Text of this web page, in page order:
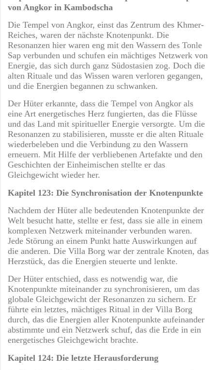
von Angkor in Kambodscha
Die Tempel von Angkor, einst das Zentrum des Khmer-
Reiches, waren der nächste Knotenpunkt. Die
Resonanzen hier waren eng mit den Wassern des Tonle
Sap verbunden und schufen ein mächtiges Netzwerk von
Energie, das sich durch ganz Südostasien zog. Doch die
alten Rituale und das Wissen waren verloren gegangen,
und die Energien begannen zu schwanken.
Der Hüter erkannte, dass die Tempel von Angkor als
eine Art energetisches Herz fungierten, das die Flüsse
und das Land mit spiritueller Energie versorgte. Um die
Resonanzen zu stabilisieren, musste er die alten Rituale
wiederbeleben und die Verbindung zu den Wassern
erneuern. Mit Hilfe der verbliebenen Artefakte und den
Geschichten der Einheimischen stellte er das
Gleichgewicht wieder her.
Kapitel 123: Die Synchronisation der Knotenpunkte
Nachdem der Hüter alle bedeutenden Knotenpunkte der
Welt besucht hatte, stellte er fest, dass sie alle in einem
komplexen Netzwerk miteinander verbunden waren.
Jede Störung an einem Punkt hatte Auswirkungen auf
die anderen. Die Villa Borg war der zentrale Knoten, das
Herzstück, das die Energien steuerte und lenkte.
Der Hüter entschied, dass es notwendig war, die
Knotenpunkte miteinander zu synchronisieren, um das
globale Gleichgewicht der Resonanzen zu sichern. Er
führte ein letztes, mächtiges Ritual in der Villa Borg
durch, das die Energien aller Knotenpunkte aufeinander
abstimmte und ein Netzwerk schuf, das die Erde in ein
energetisches Gleichgewicht brachte.
Kapitel 124: Die letzte Herausforderung